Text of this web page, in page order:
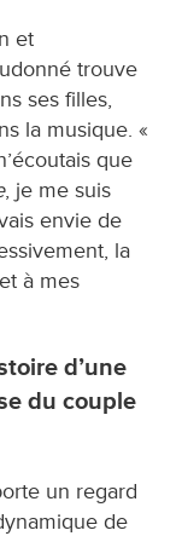
et
trouve
ses filles,
la musique. «
que
, je me suis
envie de
la
à mes
d’une
du couple
un regard
de